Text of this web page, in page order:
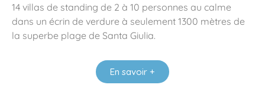
14 villas de standing de 2 à 10 personnes au calme
dans un écrin de verdure à seulement 1300 mètres de
la superbe plage de Santa Giulia.
En savoir +